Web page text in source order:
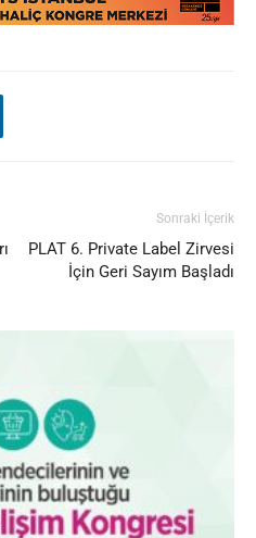
Sonraki İçerik
PLAT 6. Private Label Zirvesi
İçin Geri Sayım Başladı